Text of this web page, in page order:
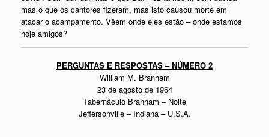
mas o que os cantores fizeram, mas isto causou morte em
atacar o acampamento. Vêem onde eles estão – onde estamos
hoje amigos?
PERGUNTAS E RESPOSTAS – NÚMERO 2
William M. Branham
23 de agosto de 1964
Tabernáculo Branham – Noite
Jeffersonville – Indiana – U.S.A.